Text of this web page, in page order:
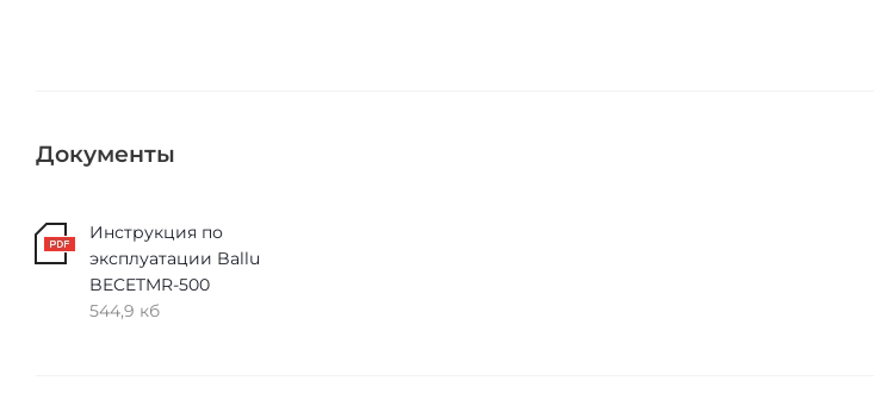
Документы
Инструкция по
эксплуатации Ballu
BECETMR-500
544,9 кб